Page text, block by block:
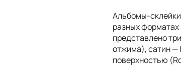
Альбомы-
разных
представлено
отжима), сатин —
поверхностью